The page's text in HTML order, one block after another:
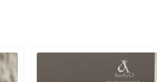
طولانی مدت را ایجاد می کنند.